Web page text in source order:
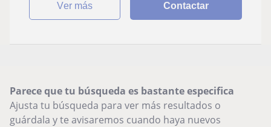
ver más Contactar
Parece que tu búsqueda es bastante especifica
Ajusta tu búsqueda para ver más resultados o
guárdala y te avisaremos cuando haya nuevos